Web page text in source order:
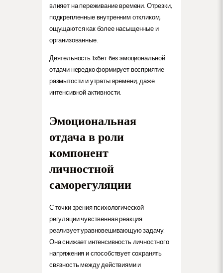
влияет на переживание времени. Отрезки,
подкрепленные внутренним откликом,
ощущаются как более насыщенные и
организованные.
Деятельность 1хбет без эмоциональной
отдачи нередко формирует восприятие
размытости и утраты времени, даже
интенсивной активности.
Эмоциональная
отдача в роли
компонент
личностной
саморегуляции
С точки зрения психологической
регуляции чувственная реакция
реализует уравновешивающую задачу.
Она снижает интенсивность личностного
напряжения и способствует сохранять
связность между действиями и